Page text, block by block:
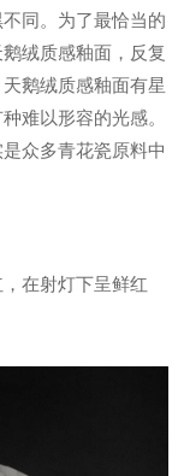
同。为了最恰当的
绒质感釉面，反复
鹅绒质感釉面有星
难以形容的光感。
众多青花瓷原料中
在射灯下呈鲜红